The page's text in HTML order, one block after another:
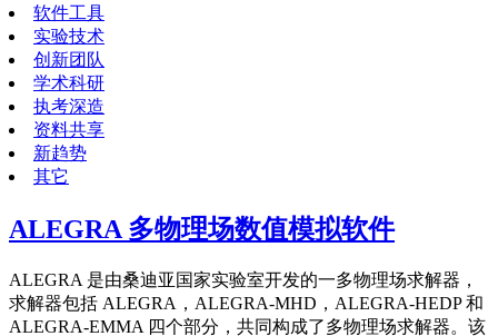
软件工具
实验技术
创新团队
学术科研
执考深造
资料共享
新趋势
其它
ALEGRA 多物理场数值模拟软件
ALEGRA 是由桑迪亚国家实验室开发的一多物理场求解器，
求解器包括 ALEGRA，ALEGRA-MHD，ALEGRA-HEDP 和
ALEGRA-EMMA 四个部分，共同构成了多物理场求解器。该